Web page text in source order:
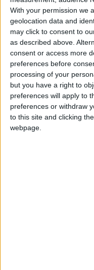
With your permission we
geolocation data and
may click to consent to
as described above.
consent or access more
preferences before
processing of your
but you have a right to
preferences will apply to
preferences or withdraw
to this site and clicking
webpage.